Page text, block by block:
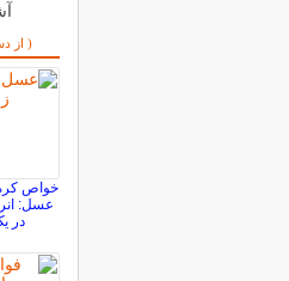
( از
خواص کره
عسل:
در